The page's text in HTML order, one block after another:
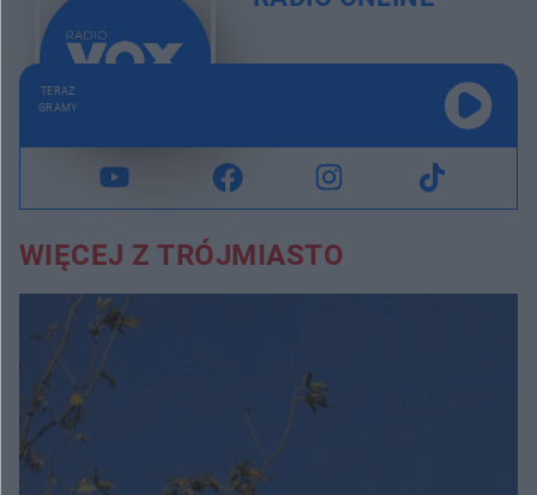
TERAZ
GRAMY
WIĘCEJ Z TRÓJMIASTO